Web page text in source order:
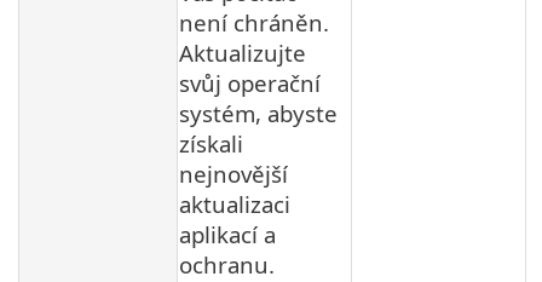
není chráněn.
Aktualizujte
svůj operační
systém, abyste
získali
nejnovější
aktualizaci
aplikací a
ochranu.